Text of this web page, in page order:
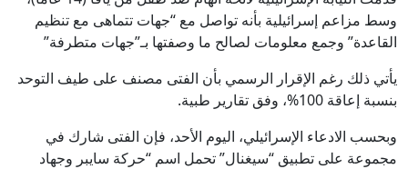
وسط مزاعم إسرائيلية بأنه تواصل مع “جهات تتماهى مع تنظيم
القاعدة” وجمع معلومات لصالح ما وصفتها بـ”جهات متطرفة”
يأتي ذلك رغم الإقرار الرسمي بأن الفتى مصنف على طيف التوحد
بنسبة إعاقة 100%، وفق تقارير طبية.
وبحسب الادعاء الإسرائيلي، اليوم الأحد، فإن الفتى شارك في
مجموعة على تطبيق “سيغنال” تحمل اسم “حركة سايبر وجهاد